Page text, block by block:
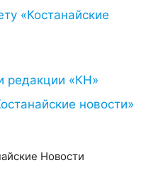
«Костанайские
редакции «КН»
новости»
Новости